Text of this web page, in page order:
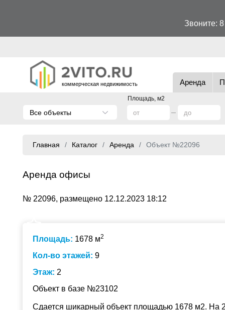
Звоните:
коммерческая недвижимость Аренда
Площадь, м2
Все объекты
Главная Каталог Аренда Объект №22096
Аренда офисы
№ 22096, размещено 12.12.2023 18:12
Площадь: 1678 м2
Кол-во этажей: 9
Этаж: 2
Объект в базе №23102
Сдается шикарный объект площадью 1678 м2. На